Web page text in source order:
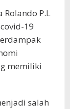
Rolando P.L
19
memiliki
salah